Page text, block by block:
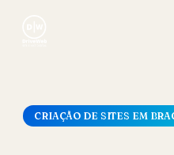
CRIAÇÃO DE SITES EM